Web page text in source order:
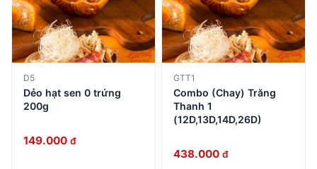
D5
Dẻo hạt sen 0 trứng
200g
149.000 đ
GTT1
Combo (Chay) Trăng
Thanh 1
(12D,13D,14D,26D)
438.000 đ